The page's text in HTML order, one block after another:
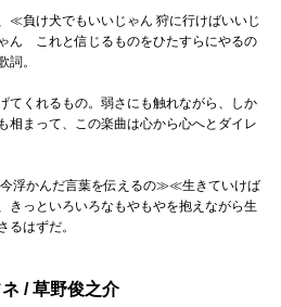
≪負け犬でもいいじゃん 狩に行けばいいじ
ん これと信じるものをひたすらにやるの
。
てくれるもの。弱さにも触れながら、しか
相まって、この楽曲は心から心へとダイレ
浮かんだ言葉を伝えるの≫≪生きていけば
っといろいろなもやもやを抱えながら生
るはずだ。
/ 草野俊之介